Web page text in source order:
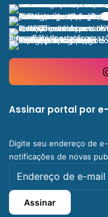
Assinar portal por
Digite seu endereço de
notificações de novas
de
e-
mail
Assinar